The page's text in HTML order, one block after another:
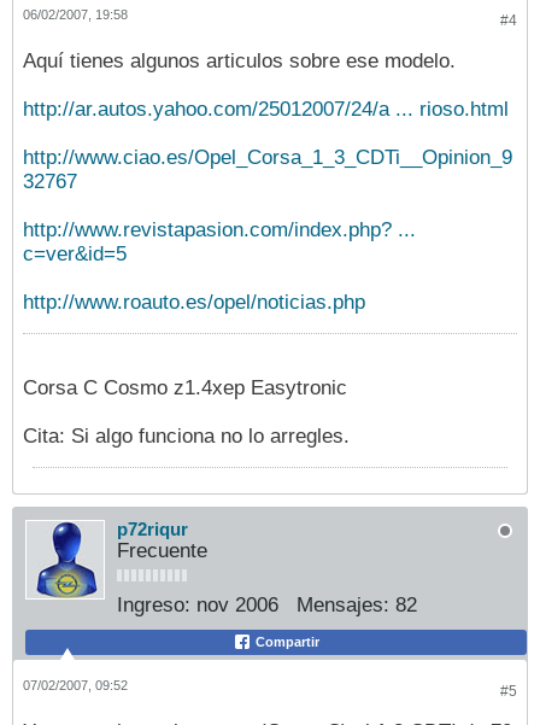
#4
06/02/2007, 19:58
Aquí tienes algunos articulos sobre ese modelo.
http://ar.autos.yahoo.com/25012007/24/a ... rioso.html
http://www.ciao.es/Opel_Corsa_1_3_CDTi__Opinion_9
32767
http://www.revistapasion.com/index.php? ...
c=ver&id=5
http://www.roauto.es/opel/noticias.php
Corsa C Cosmo z1.4xep Easytronic
Cita: Si algo funciona no lo arregles.
p72riqur
Frecuente
Ingreso: nov 2006 Mensajes: 82
Compartir
#5
07/02/2007, 09:52